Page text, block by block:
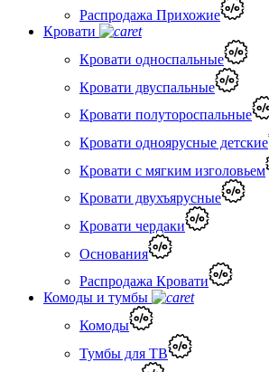
Распродажа Прихожие
Кровати
Кровати односпальные
Кровати двуспальные
Кровати полутороспальные
Кровати одноярусные детские
Кровати с мягким изголовьем
Кровати двухъярусные
Кровати чердаки
Основания
Распродажа Кровати
Комоды и тумбы
Комоды
Тумбы для ТВ